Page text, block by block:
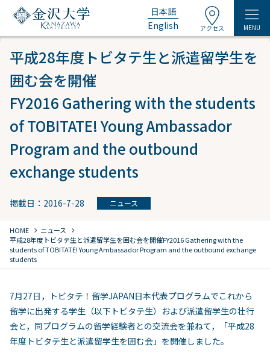
日本語
English
アクセス MENU
平成28年度トビタテ生と派遣留学生を
囲む会を開催
FY2016 Gathering with the students
of TOBITATE! Young Ambassador
Program and the outbound
exchange students
掲載日：2016-7-28 ニュース
HOME chevron_right ニュース chevron_right
平成28年度トビタテ生と派遣留学生を囲む会を開催FY2016 Gathering with the
students of TOBITATE! Young Ambassador Program and the outbound exchange
students
7月27日，トビタテ！留学JAPAN日本代表プログラムでこれから
留学に出発する学生（以下トビタテ生）および派遣留学生の壮行
会と，同プログラムの留学経験者との交流会を兼ねて，「平成28
年度トビタテ生と派遣留学生を囲む会」を開催しました。